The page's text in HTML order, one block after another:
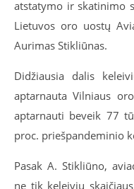
atstatymo ir skatinimo
Lietuvos oro uostų
Aurimas Stikliūnas.
Didžiausia dalis
aptarnauta Vilniaus
aptarnauti beveik 77
proc. priešpandeminio
Pasak A. Stikliūno,
ne tik keleivių